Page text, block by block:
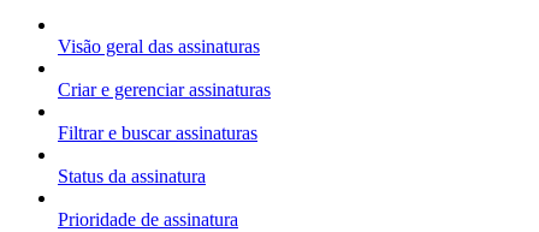
Visão geral das assinaturas
Criar e gerenciar assinaturas
Filtrar e buscar assinaturas
Status da assinatura
Prioridade de assinatura